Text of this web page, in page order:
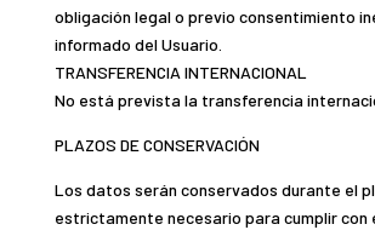
obligación legal o previo consentimiento
informado del Usuario.
TRANSFERENCIA INTERNACIONAL
No está prevista la transferencia
PLAZOS DE CONSERVACIÓN
Los datos serán conservados durante el
estrictamente necesario para cumplir con